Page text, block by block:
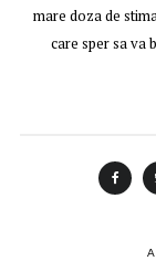
mare doza de
care sper sa va